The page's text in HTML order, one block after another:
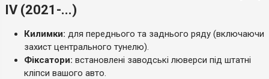
IV (2021-...)
Килимки: для переднього та заднього ряду (включаючи
захист центрального тунелю).
Фіксатори: встановлені заводські люверси під штатні
кліпси вашого авто.